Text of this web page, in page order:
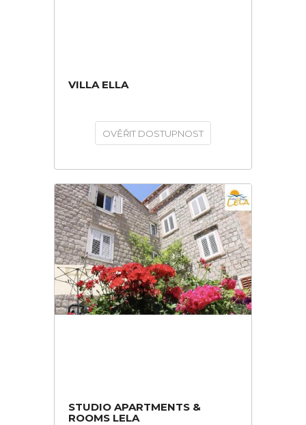
VILLA ELLA
OVĚŘIT DOSTUPNOST
STUDIO APARTMENTS &
ROOMS LELA